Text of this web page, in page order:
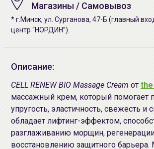
Магазины / Самовывоз
* г.Минск, ул. Сурганова, 47-Б (главный
центр “НОРДИН”).
Описание:
CELL RENEW BIO Massage Cream от the
массажный крем, который помогает
упругость, эластичность, свежесть и
обладает лифтинг-эффектом,
разглаживанию морщин,
восстановлению защитного барьера.